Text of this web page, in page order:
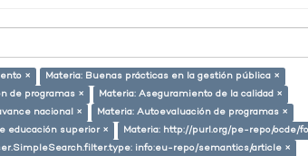
×
Materia: Buenas prácticas en la gestión pública ×
de programas ×
Materia: Aseguramiento de la calidad ×
nacional ×
Materia: Autoevaluación de programas ×
educación superior ×
Materia: http://purl.org/pe-repo/ocde/
info:eu-repo/semantics/article ×